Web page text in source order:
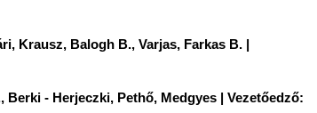
Krausz, Balogh B., Varjas, Farkas B. |
- Herjeczki, Pethő, Medgyes | Vezetőedző: